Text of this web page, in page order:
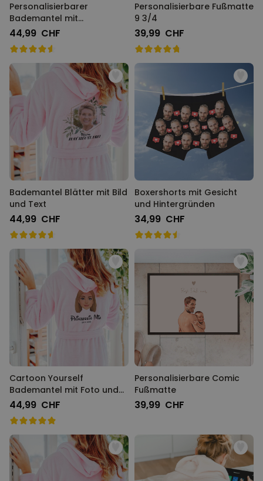
Personalisierbarer
Bademantel mit
Monogramm
44,99 CHF
Personalisierbare Fußmatte
9 3/4
39,99 CHF
Bademantel Blätter mit Bild
und Text
44,99 CHF
Boxershorts mit Gesicht
und Hintergründen
34,99 CHF
Cartoon Yourself
Bademantel mit Foto und
Name
44,99 CHF
Personalisierbare Comic
Fußmatte
39,99 CHF